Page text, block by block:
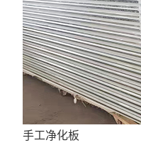
手工净化板